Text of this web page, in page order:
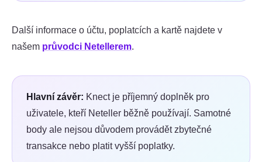
Další informace o účtu, poplatcích a kartě najdete v
našem průvodci Netellerem.
Hlavní závěr: Knect je příjemný doplněk pro
uživatele, kteří Neteller běžně používají. Samotné
body ale nejsou důvodem provádět zbytečné
transakce nebo platit vyšší poplatky.